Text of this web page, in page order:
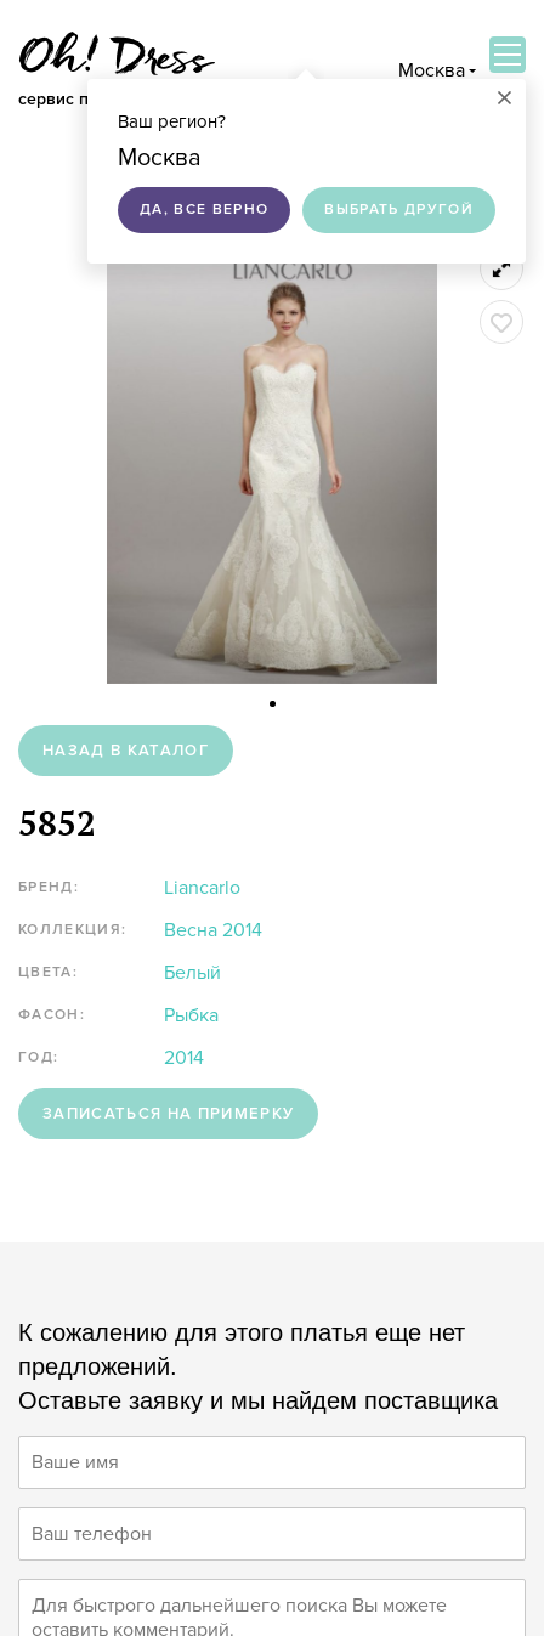
сервис по подбору свадебных платьев
Москва
×
Ваш регион?
Москва
ДА, ВСЕ ВЕРНО ВЫБРАТЬ ДРУГОЙ
НАЗАД В КАТАЛОГ
5852
БРЕНД: Liancarlo
КОЛЛЕКЦИЯ: Весна 2014
ЦВЕТА: Белый
ФАСОН: Рыбка
ГОД: 2014
ЗАПИСАТЬСЯ НА ПРИМЕРКУ
К сожалению для этого платья еще нет
предложений.
Оставьте заявку и мы найдем поставщика